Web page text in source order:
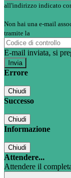
all'indirizzo indicato
Non hai una e-mail
tramite la
E-mail inviata, si
Errore
Chiudi
Successo
Chiudi
Informazione
Chiudi
Attendere...
Attendere il